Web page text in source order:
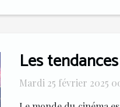
Les
Mardi 25 février 2025